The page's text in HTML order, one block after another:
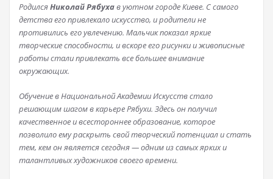
РодилсяНиколай Рябухав уютном городе Киеве. С самого
детства его привлекало искусство, и родители не
противились его увлечению. Мальчик показал яркие
творческие способности, и вскоре его рисунки и живописные
работы стали привлекать все большее внимание
окружающих.
Обучение в Национальной Академии Искусств стало
решающим шагом в карьере Рябухи. Здесь он получил
качественное и всестороннее образование, которое
позволило ему раскрыть свой творческий потенциал и стать
тем, кем он является сегодня — одним из самых ярких и
талантливых художников своего времени.